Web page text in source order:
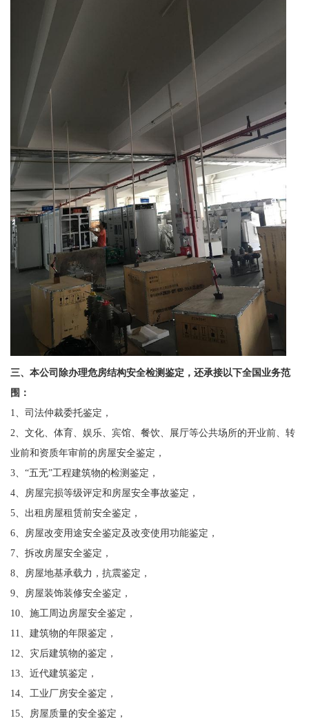
三、本公司除办理危房结构安全检测鉴定，还承接以下全国业务范
围：
1、司法仲裁委托鉴定，
2、文化、体育、娱乐、宾馆、餐饮、展厅等公共场所的开业前、转
业前和资质年审前的房屋安全鉴定，
3、“五无”工程建筑物的检测鉴定，
4、房屋完损等级评定和房屋安全事故鉴定，
5、出租房屋租赁前安全鉴定，
6、房屋改变用途安全鉴定及改变使用功能鉴定，
7、拆改房屋安全鉴定，
8、房屋地基承载力，抗震鉴定，
9、房屋装饰装修安全鉴定，
10、施工周边房屋安全鉴定，
11、建筑物的年限鉴定，
12、灾后建筑物的鉴定，
13、近代建筑鉴定，
14、工业厂房安全鉴定，
15、房屋质量的安全鉴定，